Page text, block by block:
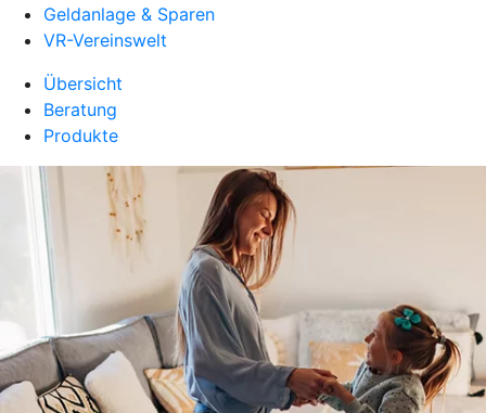
Geldanlage & Sparen
VR-Vereinswelt
Übersicht
Beratung
Produkte